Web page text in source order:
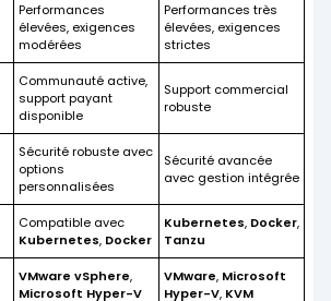
Performances
élevées, exigences
modérées
Performances très
élevées, exigences
strictes
Communauté active,
support payant
disponible
Support commercial
robuste
Sécurité robuste avec
options
personnalisées
Sécurité avancée
avec gestion intégrée
Compatible avec
Kubernetes, Docker
Kubernetes, Docker,
Tanzu
VMware vSphere,
Microsoft Hyper-V
VMware, Microsoft
Hyper-V, KVM